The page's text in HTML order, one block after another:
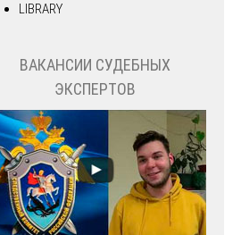
LIBRARY
ВАКАНСИИ СУДЕБНЫХ
ЭКСПЕРТОВ